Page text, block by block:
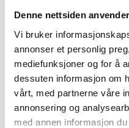
Denne nettsiden
Vi bruker
annonser et personlig
mediefunksjoner og for å
dessuten informasjon om
vårt, med partnerne våre
annonsering og
med annen informasjon
DEL PÅ